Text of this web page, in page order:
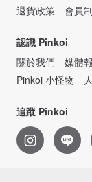
退貨政策
會員
認識 Pinkoi
關於我們
媒體
Pinkoi 小怪物
追蹤 Pinkoi